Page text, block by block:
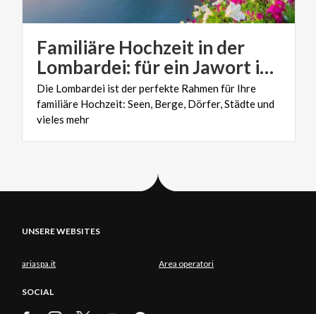
Familiäre Hochzeit in der
Lombardei: für ein Jawort im Kreis der Familie
Die Lombardei ist der perfekte Rahmen für Ihre
familiäre Hochzeit: Seen, Berge, Dörfer, Städte und
vieles mehr
UNSERE WEBSITES
ariaspa.it Area operatori
SOCIAL